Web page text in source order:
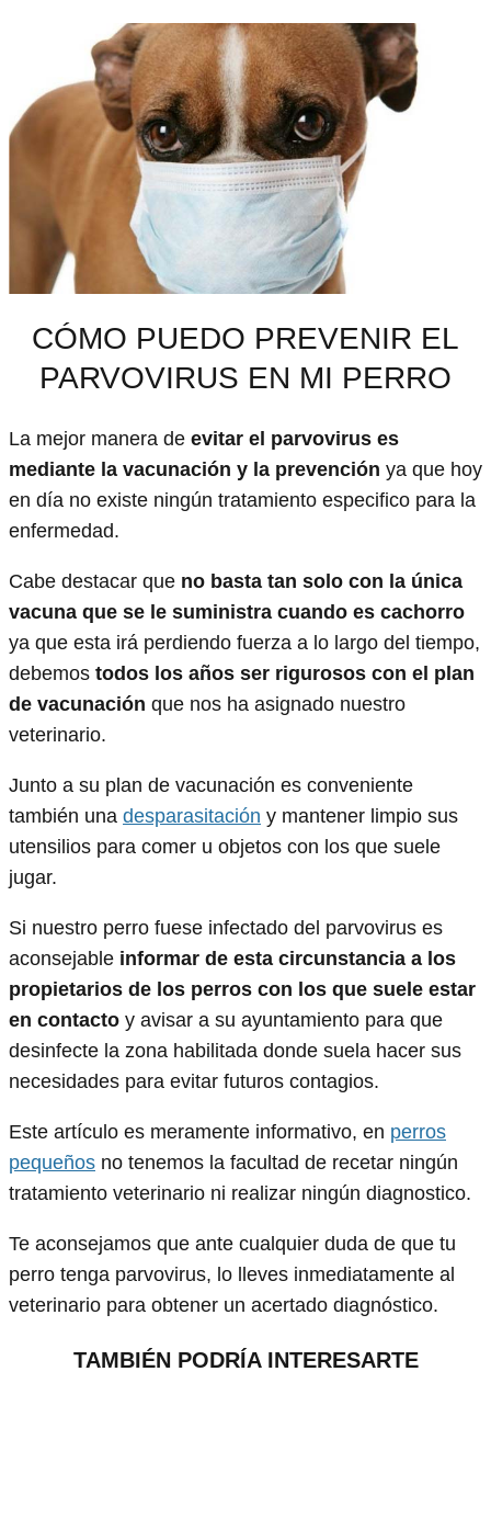
CÓMO PUEDO PREVENIR EL
PARVOVIRUS EN MI PERRO
La mejor manera de evitar el parvovirus es
mediante la vacunación y la prevención ya que hoy
en día no existe ningún tratamiento especifico para la
enfermedad.
Cabe destacar que no basta tan solo con la única
vacuna que se le suministra cuando es cachorro
ya que esta irá perdiendo fuerza a lo largo del tiempo,
debemos todos los años ser rigurosos con el plan
de vacunación que nos ha asignado nuestro
veterinario.
Junto a su plan de vacunación es conveniente
también una desparasitación y mantener limpio sus
utensilios para comer u objetos con los que suele
jugar.
Si nuestro perro fuese infectado del parvovirus es
aconsejable informar de esta circunstancia a los
propietarios de los perros con los que suele estar
en contacto y avisar a su ayuntamiento para que
desinfecte la zona habilitada donde suela hacer sus
necesidades para evitar futuros contagios.
Este artículo es meramente informativo, en perros
pequeños no tenemos la facultad de recetar ningún
tratamiento veterinario ni realizar ningún diagnostico.
Te aconsejamos que ante cualquier duda de que tu
perro tenga parvovirus, lo lleves inmediatamente al
veterinario para obtener un acertado diagnóstico.
TAMBIÉN PODRÍA INTERESARTE